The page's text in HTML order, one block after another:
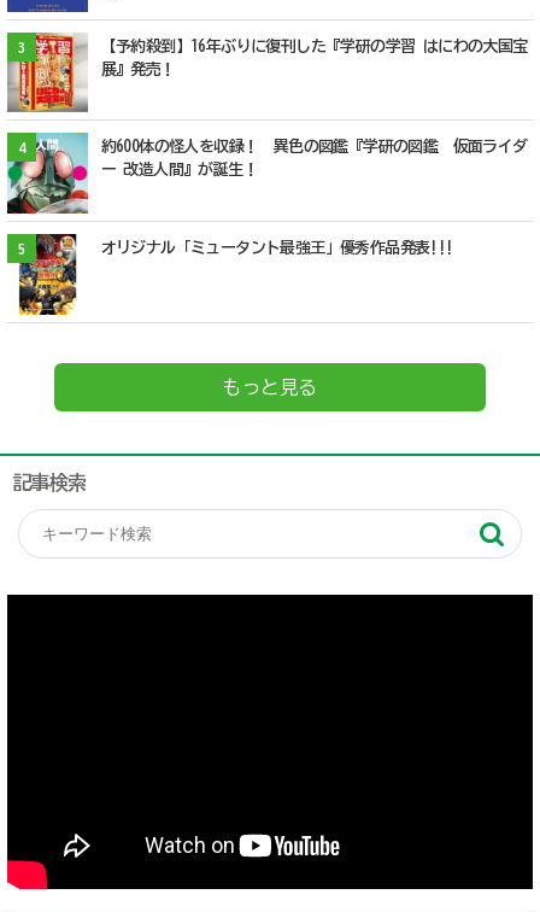
3
【予約殺到】16年ぶりに復刊した『学研の学習 はにわの大国宝
展』発売！
4
約600体の怪人を収録！ 異色の図鑑『学研の図鑑 仮面ライダ
ー 改造人間』が誕生！
5 オリジナル「ミュータント最強王」優秀作品発表!!!
もっと見る
記事検索